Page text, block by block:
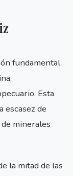
fundamental
Esta
escasez de
minerales
la mitad de las